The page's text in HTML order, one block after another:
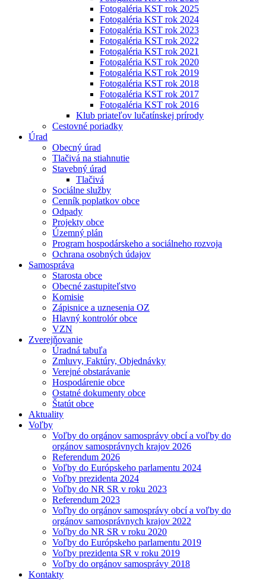
Fotogaléria KST rok 2025
Fotogaléria KST rok 2024
Fotogaléria KST rok 2023
Fotogaléria KST rok 2022
Fotogaléria KST rok 2021
Fotogaléria KST rok 2020
Fotogaléria KST rok 2019
Fotogaléria KST rok 2018
Fotogaléria KST rok 2017
Fotogaléria KST rok 2016
Klub priateľov lučatínskej prírody
Cestovné poriadky
Úrad
Obecný úrad
Tlačivá na stiahnutie
Stavebný úrad
Tlačivá
Sociálne služby
Cenník poplatkov obce
Odpady
Projekty obce
Územný plán
Program hospodárskeho a sociálneho rozvoja
Ochrana osobných údajov
Samospráva
Starosta obce
Obecné zastupiteľstvo
Komisie
Zápisnice a uznesenia OZ
Hlavný kontrolór obce
VZN
Zverejňovanie
Úradná tabuľa
Zmluvy, Faktúry, Objednávky
Verejné obstarávanie
Hospodárenie obce
Ostatné dokumenty obce
Štatút obce
Aktuality
Voľby
Voľby do orgánov samosprávy obcí a voľby do
orgánov samosprávnych krajov 2026
Referendum 2026
Voľby do Európskeho parlamentu 2024
Voľby prezidenta 2024
Voľby do NR SR v roku 2023
Referendum 2023
Voľby do orgánov samosprávy obcí a voľby do
orgánov samosprávnych krajov 2022
Voľby do NR SR v roku 2020
Voľby do Európskeho parlamentu 2019
Voľby prezidenta SR v roku 2019
Voľby do orgánov samosprávy 2018
Kontakty